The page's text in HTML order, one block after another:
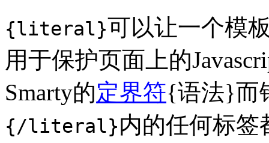
{literal}可以让一个模
用于保护页面上的
Smarty的定界符{语法}而
{/literal}内的任何标签